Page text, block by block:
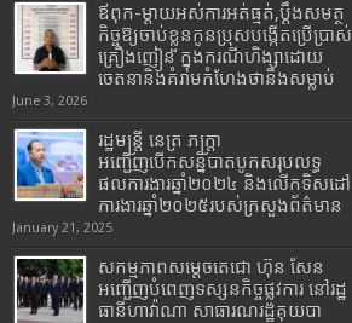
ឪពុក-ម្ដាយអស់ការអត់ធ្មត់,ប្ដឹងសមត្ថ
កិច្ចឱ្យចាប់ខ្លួនកូនប្រុសបង្កើតប្រើប្រាស់
គ្រឿងញៀន ក្នុងករណីហិង្សាដោយ
ចេតនានិងគំរាមកំហែងថានឹងសម្លាប់
June 3, 2026
រដ្ឋមន្រ្តី​ នេត្រ​ ភក្ត្រា​
អញ្ជើញបើកសន្និបាតបូកសរុបលទ្ធ
ផលការងារឆ្នាំ២០២៤ និងលើកទិសដៅ
ការងារឆ្នាំ២០២៥របស់​ក្រសួង​ព័ត៌មាន​
January 21, 2025
សកម្មភាពសម្តេចតេជោ ហ៊ុន សែន
អញ្ជើញបំពេញទស្សនកិច្ចផ្លូវការ នៅរដ្ឋ
ធានីហាវ៉ាណា សាធារណរដ្ឋគុយបា